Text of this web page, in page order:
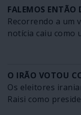
FALEMOS ENTÃO
Recorrendo a um
notícia caiu como
O IRÃO VOTOU
Os eleitores
Raisi como